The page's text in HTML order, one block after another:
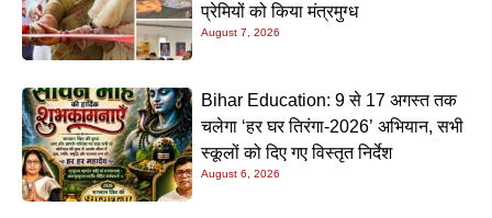
प्रेमियों को किया मंत्रमुग्ध
August 7, 2026
Bihar Education: 9 से 17 अगस्त तक
चलेगा ‘हर घर तिरंगा-2026’ अभियान, सभी
स्कूलों को दिए गए विस्तृत निर्देश
August 6, 2026